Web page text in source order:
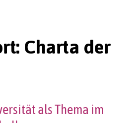
Charta der
als Thema im